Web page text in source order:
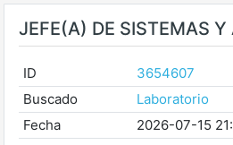
JEFE(A) DE SISTEMAS Y
ID
3654607
Buscado
Laboratorio
Fecha
2026-07-15